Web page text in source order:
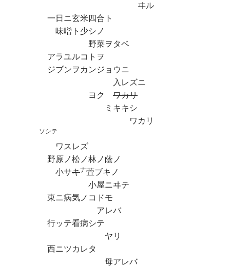
ヰル
一日ニ玄米四合ト
味噌ト少シノ
野菜ヲタベ
アラユルコトヲ
ジブンヲカンジョウニ
入レズニ
ヨク ワカリ
ミキキシ
ワカリ
ソシテ
ワスレズ
野原ノ松ノ林ノ蔭ノ
小サキナ萓ブキノ
小屋ニヰテ
東ニ病気ノコドモ
アレバ
行ッテ看病シテ
ヤリ
西ニツカレタ
母アレバ